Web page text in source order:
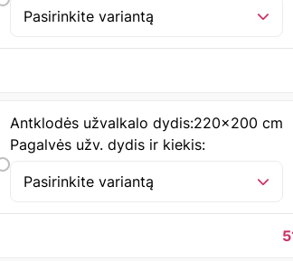
Pasirinkite variantą
Antklodės užvalkalo dydis:220x200 cm
Pagalvės užv. dydis ir kiekis:
Pasirinkite variantą